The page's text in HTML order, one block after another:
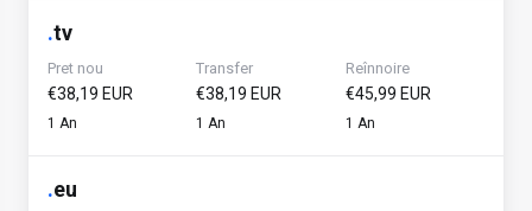
.tv
Pret nou
€38,19 EUR
1 An
Transfer
€38,19 EUR
1 An
Reînnoire
€45,99 EUR
1 An
.eu